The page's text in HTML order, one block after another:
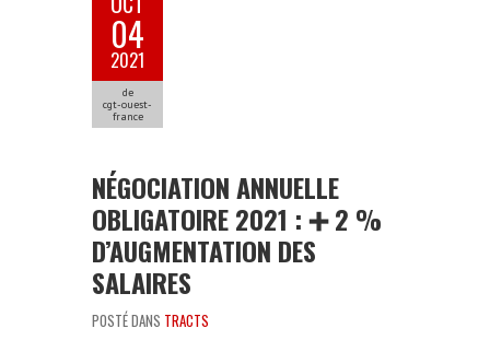
04
2021
de
cgt-ouest-
france
NÉGOCIATION ANNUELLE
OBLIGATOIRE 2021 : ➕ 2 %
D’AUGMENTATION DES
SALAIRES
POSTÉ DANS TRACTS